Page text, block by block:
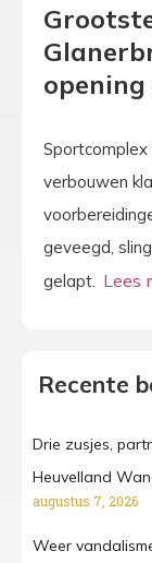
Sportcomplex
verbouwen
geveegd,
gelapt.
Recente
Drie zusjes,
Heuvelland
augustus 7, 2026
Weer